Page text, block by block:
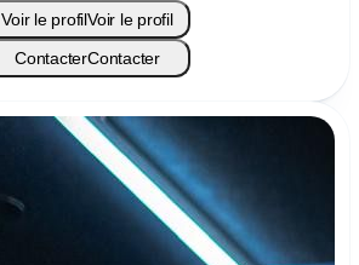
Voir le profilVoir le profil
ContacterContacter